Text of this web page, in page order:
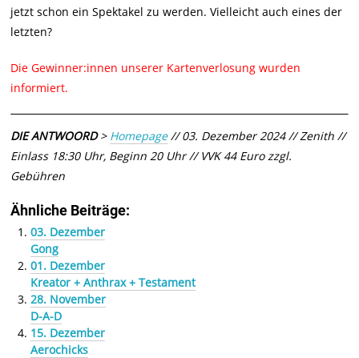
jetzt schon ein Spektakel zu werden. Vielleicht auch eines der
letzten?
Die Gewinner:innen unserer Kartenverlosung wurden
informiert.
DIE ANTWOORD> Homepage// 03. Dezember 2024 // Zenith //
Einlass 18:30 Uhr, Beginn 20 Uhr // VVK 44 Euro zzgl.
Gebühren
Ähnliche Beiträge:
03. Dezember
Gong
01. Dezember
Kreator + Anthrax + Testament
28. November
D-A-D
15. Dezember
Aerochicks